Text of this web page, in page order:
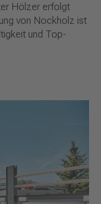
Hölzer erfolgt
von Nockholz ist
und Top-